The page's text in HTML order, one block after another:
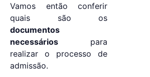
Vamos então conferir
quais são os
documentos
necessários para
realizar o processo de
admissão.